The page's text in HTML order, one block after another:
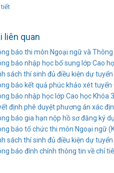
tiết
liên quan
báo thi môn Ngoại ngữ và
báo nhập học bổ sung lớp Cao
sách thí sinh đủ điều kiện dự
báo kết quả phúc khảo xét
báo nhập học lớp Cao học Khóa
định phê duyệt phương án xác
báo gia hạn nộp hồ sơ đăng ký
báo tổ chức thi môn Ngoại ngữ
sách thí sinh đủ điều kiện dự
báo đính chính thông tin về chỉ